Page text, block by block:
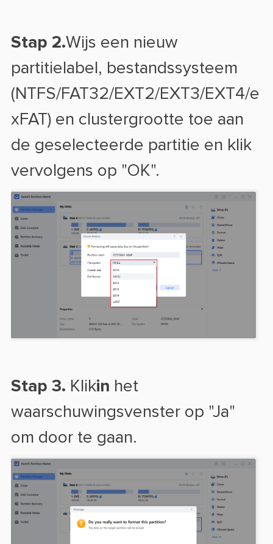
Stap 2.Wijs een nieuw
partitielabel, bestandssysteem
(NTFS/FAT32/EXT2/EXT3/EXT4/e
xFAT) en clustergrootte toe aan
de geselecteerde partitie en klik
vervolgens op "OK".
Stap 3. Klikin het
waarschuwingsvenster op "Ja"
om door te gaan.